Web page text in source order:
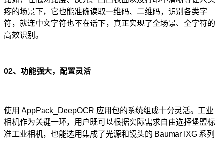
疼的场景下，它也能准确读取一维码、二维码，识别各类字
符，就连中文字符也不在话下，真正实现了全场景、全字符的
高效识别。
02、功能强大，配置灵活
使用 AppPack_DeepOCR 应用包的系统组成十分灵活。工业
相机作为关键一环，用户既可以根据实际需求自由选择堡盟标
准工业相机，也能选用集成了光源和镜头的 Baumar IXG 系列